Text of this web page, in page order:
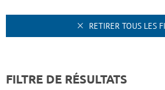
RETIRER TOUS LES
FILTRE DE RÉSULTATS